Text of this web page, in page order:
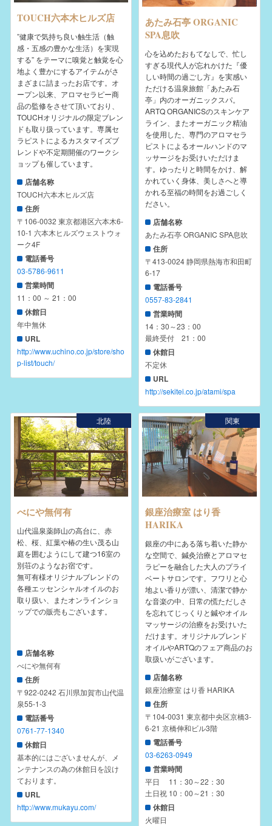
TOUCH六本木ヒルズ店
”健康で気持ち良い触生活（触
感・五感の豊かな生活）を実現
する” をテーマに嗅覚と触覚を心
地よく豊かにするアイテムがさ
まざまに詰まったお店です。オ
ープン以来、アロマセラピー商
品の監修をさせて頂いており、
TOUCHオリジナルの限定ブレン
ドも取り扱っています。専属セ
ラピストによるカスタマイズブ
レンドや不定期開催のワークシ
ョップも催しています。
店舗名称
TOUCH六本木ヒルズ店
住所
〒106-0032 東京都港区六本木6-
10-1 六本木ヒルズウェストウォ
ーク4F
電話番号
03-5786-9611
営業時間
11：00 ～ 21：00
休館日
年中無休
URL
http://www.uchino.co.jp/store/sho
p-list/touch/
あたみ石亭 ORGANIC
SPA息吹
心を込めたおもてなしで、忙し
すぎる現代人が忘れかけた『優
しい時間の過ごし方』を実感い
ただける温泉旅館「あたみ石
亭」内のオーガニックスパ。
ARTQ ORGANICSのスキンケア
ライン、またオーガニック精油
を使用した、専門のアロマセラ
ピストによるオールハンドのマ
ッサージをお受けいただけま
す。ゆったりと時間をかけ、解
かれていく身体、美しさへと導
かれる至福の時間をお過ごしく
ださい。
店舗名称
あたみ石亭 ORGANIC SPA息吹
住所
〒413-0024 静岡県熱海市和田町
6-17
電話番号
0557-83-2841
営業時間
14：30～23：00
最終受付 21：00
休館日
不定休
URL
http://sekitei.co.jp/atami/spa
北陸
べにや無何有
山代温泉薬師山の高台に、赤
松、桜、紅葉や椿の生い茂る山
庭を囲むようにして建つ16室の
別荘のようなお宿です。
無可有様オリジナルブレンドの
各種エッセンシャルオイルのお
取り扱い、またオンラインショ
ップでの販売もございます。
店舗名称
べにや無何有
住所
〒922-0242 石川県加賀市山代温
泉55-1-3
電話番号
0761-77-1340
休館日
基本的にはございませんが、メ
ンテナンスの為の休館日を設け
ております。
URL
http://www.mukayu.com/
関東
銀座治療室 はり香
HARIKA
銀座の中にある落ち着いた静か
な空間で、鍼灸治療とアロマセ
ラピーを融合した大人のプライ
ベートサロンです。フワリと心
地よい香りが漂い、清潔で静か
な音楽の中、日常の慌ただしさ
を忘れてじっくりと鍼やオイル
マッサージの治療をお受けいた
だけます。オリジナルブレンド
オイルやARTQのフェア商品のお
取扱いがございます。
店舗名称
銀座治療室 はり香 HARIKA
住所
〒104-0031 東京都中央区京橋3-
6-21 京橋伸和ビル3階
電話番号
03-6263-0949
営業時間
平日 11：30～22：30
土日祝 10：00～21：30
休館日
火曜日